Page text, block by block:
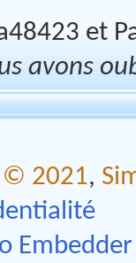
et
avons
© 2021,
Embedder